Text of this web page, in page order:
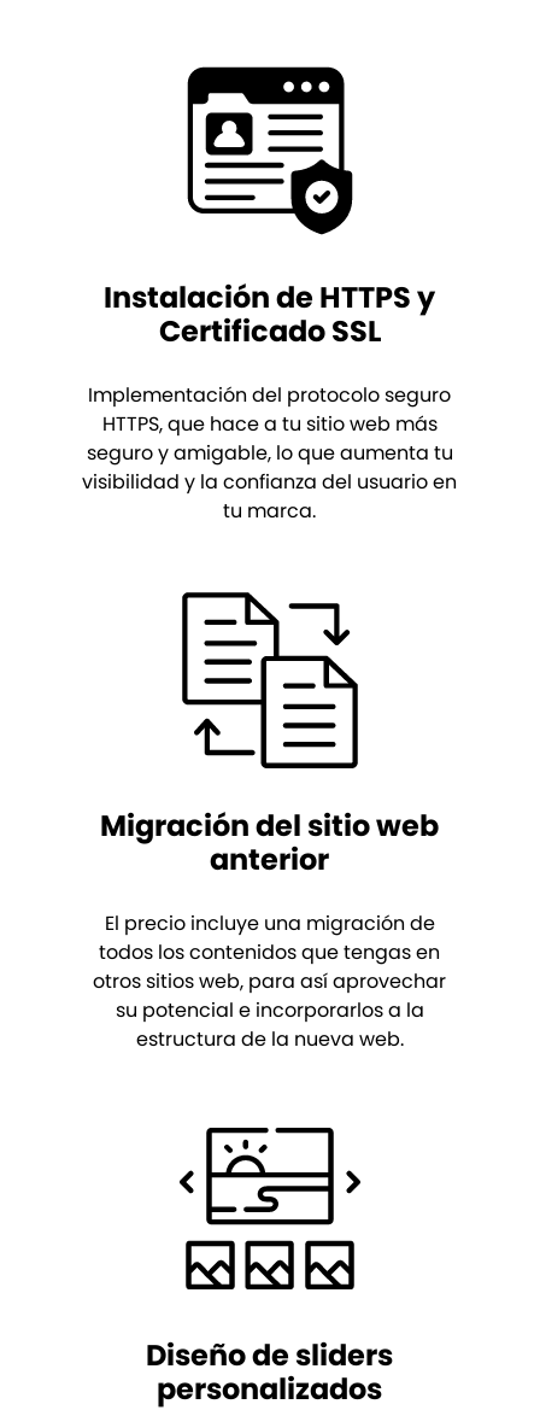
Instalación de HTTPS y
Certificado SSL
Implementación del protocolo seguro
HTTPS, que hace a tu sitio web más
seguro y amigable, lo que aumenta tu
visibilidad y la confianza del usuario en
tu marca.
Migración del sitio web
anterior
El precio incluye una migración de
todos los contenidos que tengas en
otros sitios web, para así aprovechar
su potencial e incorporarlos a la
estructura de la nueva web.
Diseño de sliders
personalizados